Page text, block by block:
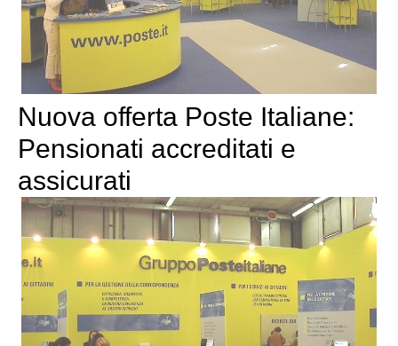
Nuova offerta Poste Italiane:
Pensionati accreditati e
assicurati